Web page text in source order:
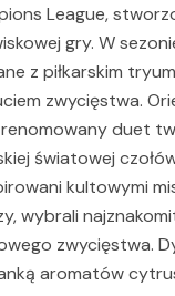
League,
gry. W
z piłkarskim
zwycięstwa.
duet
światowej
kultowymi
wybrali
zwycięstwa.
aromatów